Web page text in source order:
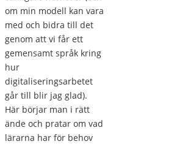
om min modell kan vara
med och bidra till det
genom att vi får ett
gemensamt språk kring
hur
digitaliseringsarbetet
går till blir jag glad).
Här börjar man i rätt
ände och pratar om vad
lärarna har för behov